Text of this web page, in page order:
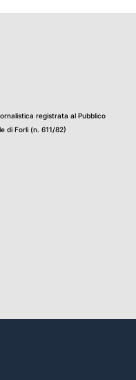
registrata al Pubblico
di Forli (n. 611/82)